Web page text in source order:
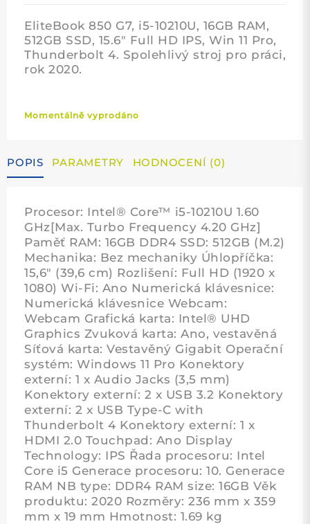
EliteBook 850 G7, i5-10210U, 16GB RAM,
512GB SSD, 15.6″ Full HD IPS, Win 11 Pro,
Thunderbolt 4. Spolehlivý stroj pro práci,
rok 2020.
Momentálně vyprodáno
POPIS PARAMETRY HODNOCENÍ (0)
Procesor: Intel® Core™ i5-10210U 1.60
GHz[Max. Turbo Frequency 4.20 GHz]
Paměť RAM: 16GB DDR4 SSD: 512GB (M.2)
Mechanika: Bez mechaniky Úhlopříčka:
15,6" (39,6 cm) Rozlišení: Full HD (1920 x
1080) Wi-Fi: Ano Numerická klávesnice:
Numerická klávesnice Webcam:
Webcam Grafická karta: Intel® UHD
Graphics Zvuková karta: Ano, vestavěná
Síťová karta: Vestavěný Gigabit Operační
systém: Windows 11 Pro Konektory
externí: 1 x Audio Jacks (3,5 mm)
Konektory externí: 2 x USB 3.2 Konektory
externí: 2 x USB Type-C with
Thunderbolt 4 Konektory externí: 1 x
HDMI 2.0 Touchpad: Ano Display
Technology: IPS Řada procesoru: Intel
Core i5 Generace procesoru: 10. Generace
RAM NB type: DDR4 RAM size: 16GB Věk
produktu: 2020 Rozměry: 236 mm x 359
mm x 19 mm Hmotnost: 1.69 kg